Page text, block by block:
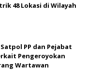
48 Lokasi di Wilayah
PP dan Pejabat
Pengeroyokan
Wartawan